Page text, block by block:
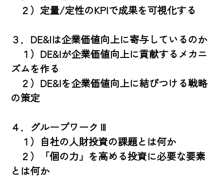
２）定量/定性のKPIで成果を可視化する
３．DE&Iは企業価値向上に寄与しているのか
１）DE&Iが企業価値向上に貢献するメカニ
ズムを作る
２）DE&Iを企業価値向上に結びつける戦略
の策定
４．グループワークⅢ
１）自社の人財投資の課題とは何か
２）「個の力」を高める投資に必要な要素
とは何か